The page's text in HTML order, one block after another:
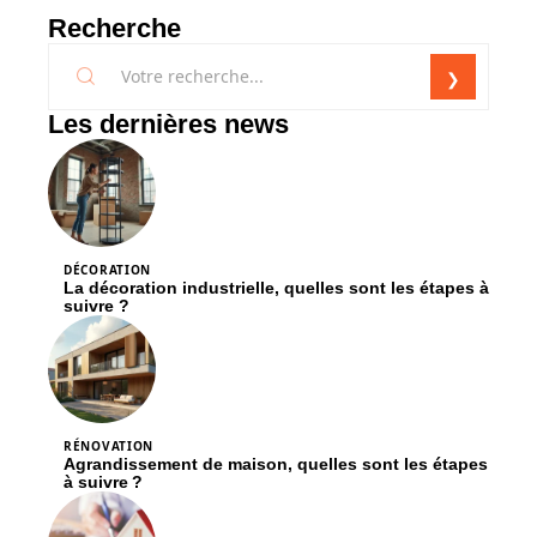
Recherche
Les dernières news
DÉCORATION
La décoration industrielle, quelles sont les étapes à
suivre ?
RÉNOVATION
Agrandissement de maison, quelles sont les étapes
à suivre ?